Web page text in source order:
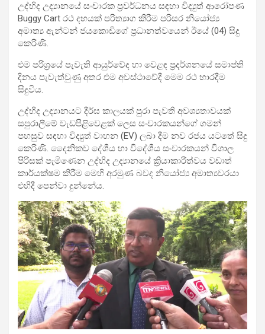
උද්භිද උද්‍යානයේ සංචාරක ප්‍රවර්ධනය සඳහා විද්‍යුත් ආරෝපණ
Buggy Cart රථ දහයක් පරිත්‍යාග කිරීම පරිසර නියෝජ්‍ය
අමාත්‍ය ඇන්ටන් ජයකොඩිගේ ප්‍රධානත්වයෙන් ඊයේ (04) සිදු
කෙරිණි.
එම පරිශ්‍රයේ පැවැති ආයුර්වේද හා වෙළඳ ප්‍රදර්ශනයේ සමාප්ති
දිනය පැවැත්වුණු අතර එම අවස්ථාවේදී මෙම රථ භාරදීම
සිදුවිය.
උද්භීද උද්‍යානයට දීර්ඝ කාලයක් පුරා පැවති අවශ්‍යතාවයක්
සපුරාලීමේ වැඩපිළිවෙළක් ලෙස සංචාරකයන්ගේ ගමන්
පහසුව සඳහා විද්‍යුත් වාහන (EV) ලබා දීම නව රජය යටතේ සිදු
කෙරිණි. දෛනිකව දේශීය හා විදේශීය සංචාරකයන් විශාල
පිරිසක් පැමිණෙන උද්භිද උද්‍යානයේ ක්‍රියාකාරීත්වය වඩාත්
කාර්යක්ෂම කිරීම මෙහි අරමුණ බවද නියෝජ්‍ය අමාත්‍යවරයා
එහිදී පෙන්වා දුන්නේය.